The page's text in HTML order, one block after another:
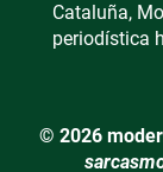
Cataluña,
periodística
© 2026